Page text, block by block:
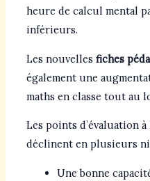
heure de calcul mental
inférieurs.
Les nouvelles fiches
également une
maths en classe tout au
Les points d’évaluation à
déclinent en plusieurs
Une bonne